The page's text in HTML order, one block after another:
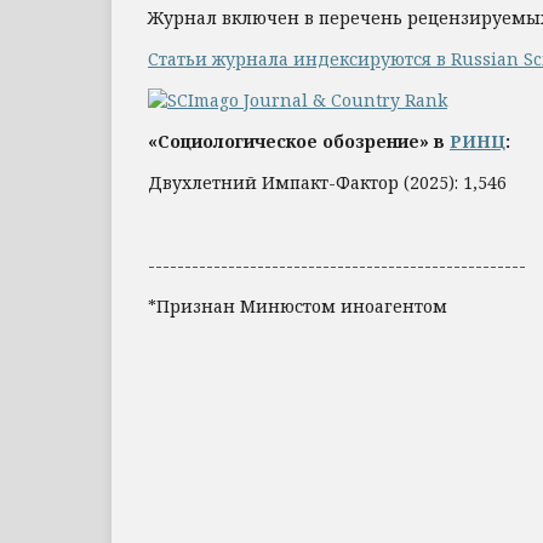
Журнал включен в перечень
Статьи журнала индексируются в Russian
«Социологическое обозрение» в РИНЦ:
Двухлетний Импакт-Фактор (2025): 1,546
----------------------------------------------------
*Признан Минюстом иноагентом